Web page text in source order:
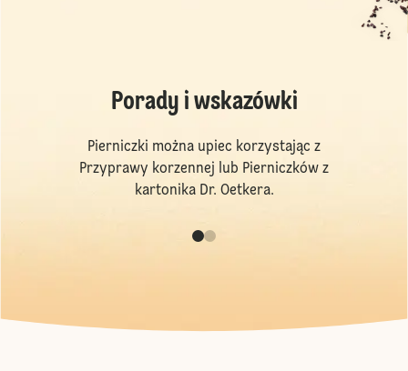
Porady i wskazówki
Pierniczki można upiec korzystając z
Przyprawy korzennej lub Pierniczków z
kartonika Dr. Oetkera.